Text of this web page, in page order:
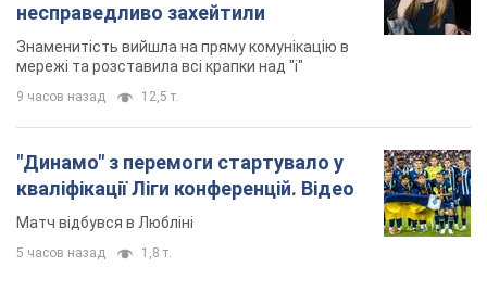
несправедливо захейтили
Знаменитість вийшла на пряму комунікацію в
мережі та розставила всі крапки над "і"
9 часов назад 12,5 т.
"Динамо" з перемоги стартувало у
кваліфікації Ліги конференцій. Відео
Матч відбувся в Любліні
5 часов назад 1,8 т.